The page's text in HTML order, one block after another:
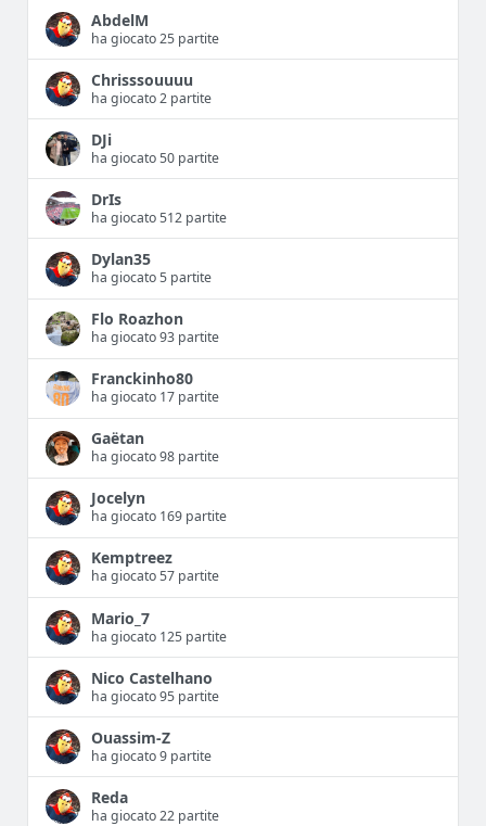
AbdelM
ha giocato 25 partite
Chrisssouuuu
ha giocato 2 partite
DJi
ha giocato 50 partite
DrIs
ha giocato 512 partite
Dylan35
ha giocato 5 partite
Flo Roazhon
ha giocato 93 partite
Franckinho80
ha giocato 17 partite
Gaëtan
ha giocato 98 partite
Jocelyn
ha giocato 169 partite
Kemptreez
ha giocato 57 partite
Mario_7
ha giocato 125 partite
Nico Castelhano
ha giocato 95 partite
Ouassim-Z
ha giocato 9 partite
Reda
ha giocato 22 partite